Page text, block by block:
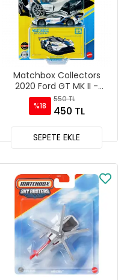
Matchbox Collectors
2020 Ford GT MK II -
GRJ48 - HVW11
%18
550 TL
450 TL
SEPETE EKLE